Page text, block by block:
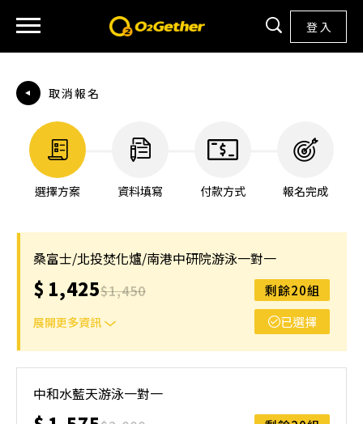
登 入
取消報名
選擇方案 資料填寫 付款方式 報名完成
桑富士/北投焚化爐/南港中研院游泳一對一
$ 1,425$1,450
展開更多資訊
剩餘20組
已選擇
選手課程內容：陸地訓練、水感培養、動作分解練習、比賽
訓練、影片分析 初學者：希望能藉由密集的訓練掌握游泳
技能
中和水藍天游泳一對一